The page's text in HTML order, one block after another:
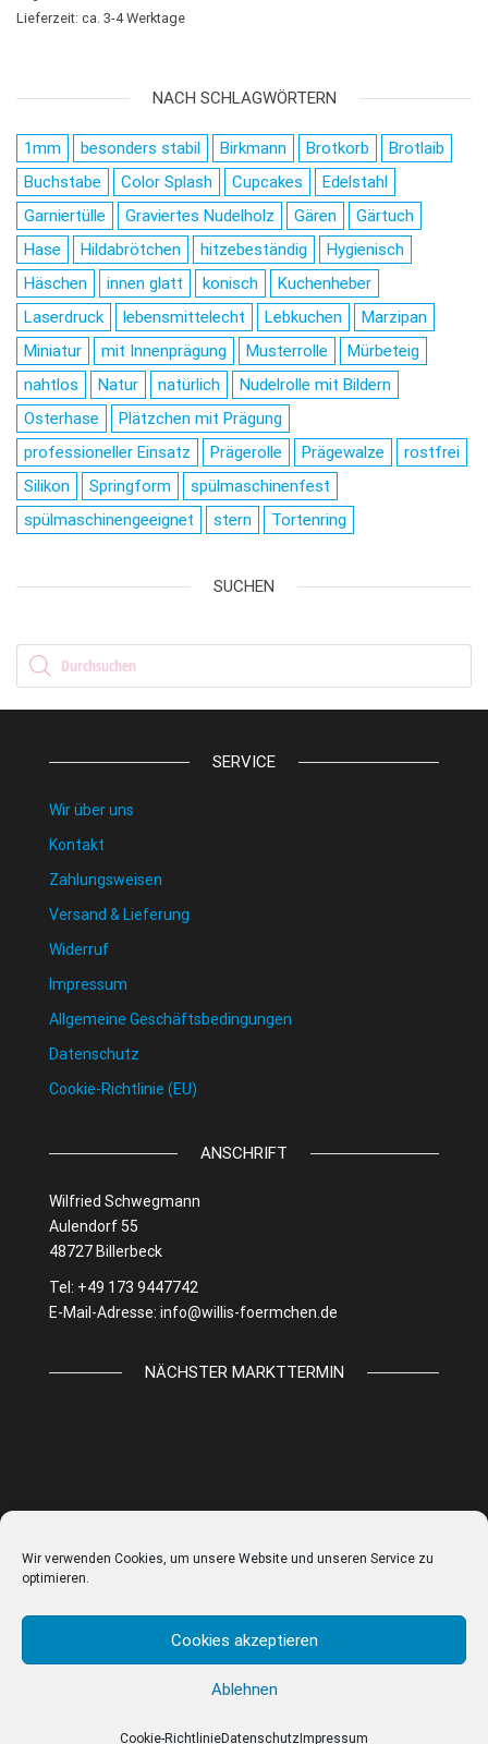
Wir verwenden Cookies, um unsere Website und unseren Service zu
optimieren.
Cookies akzeptieren
Ablehnen
Cookie-RichtlinieDatenschutz Impressum
Lieferzeit: ca. 3-4 Werktage
NACH SCHLAGWÖRTERN
1mm besonders stabil Birkmann Brotkorb
Brotlaib
Buchstabe
Color Splash Cupcakes
Edelstahl
Garniertülle
Graviertes Nudelholz Gären
Gärtuch
Hase
Hildabrötchen hitzebeständig
Hygienisch
Häschen
innen glatt konisch
Kuchenheber
Laserdruck
lebensmittelecht Lebkuchen
Marzipan
Miniatur
mit Innenprägung Musterrolle
Mürbeteig
nahtlos
Natur natürlich
Nudelrolle mit Bildern
Osterhase
Plätzchen mit Prägung
professioneller Einsatz
Prägerolle Prägewalze
rostfrei
Silikon
Springform
spülmaschinenfest
spülmaschinengeeignet
stern Tortenring
SUCHEN
Products search
SERVICE
Wir über uns
Kontakt
Zahlungsweisen
Versand & Lieferung
Widerruf
Impressum
Allgemeine Geschäftsbedingungen
Datenschutz
Cookie-Richtlinie (EU)
ANSCHRIFT
Wilfried Schwegmann
Aulendorf 55
48727 Billerbeck
Tel: +49 173 9447742
E-Mail-Adresse: info@willis-foermchen.de
NÄCHSTER MARKTTERMIN
IMPRESSUM